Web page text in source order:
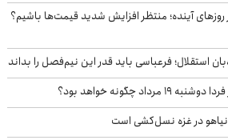
آینده؛ منتظر افزایش شدید قیمت‌ها باشیم؟
استقلال؛ فرعباسی باید قدر این نیم‌فصل را بداند
چگونه خواهد بود؟
در غزه نسل‌کشی است